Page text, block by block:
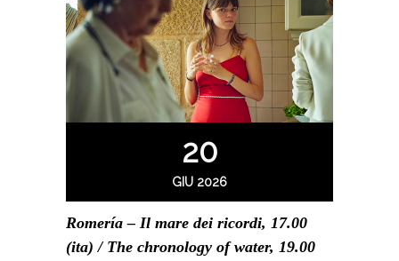
20
GIU 2026
Romería – Il mare dei ricordi, 17.00
(ita) / The chronology of water, 19.00